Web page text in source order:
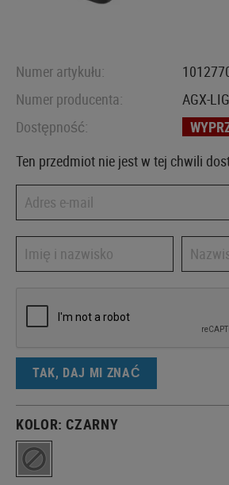
Numer artykułu:
Numer producenta:
AGX-
Dostępność:
Ten przedmiot nie jest w tej chwili
TAK, DAJ MI ZNAĆ
KOLOR: CZARNY